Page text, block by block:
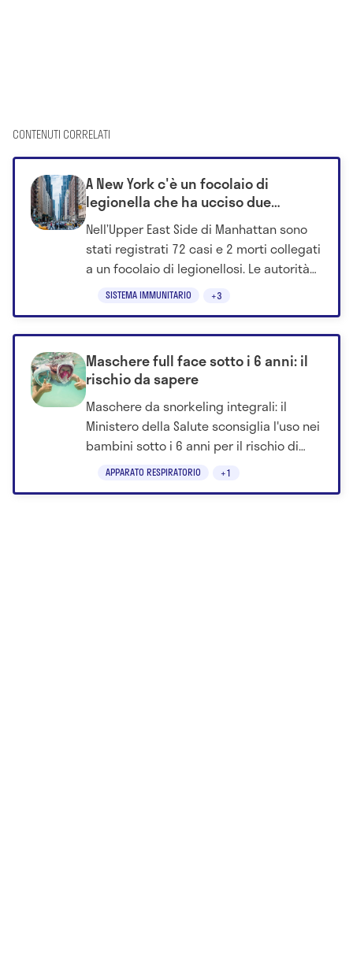
CONTENUTI CORRELATI
SISTEMA IMMUNITARIO +3
A New York c'è un focolaio di
legionella che ha ucciso due
persone: ecco cos'è e come si
trasmette
Nell’Upper East Side di Manhattan sono
stati registrati 72 casi e 2 morti collegati
a un focolaio di legionellosi. Le autorità
sanitarie indicano le torri di
APPARATO RESPIRATORIO +1
Maschere full face sotto i 6 anni: il
rischio da sapere
Maschere da snorkeling integrali: il
Ministero della Salute sconsiglia l'uso nei
bambini sotto i 6 anni per il rischio di
problemi respiratori.